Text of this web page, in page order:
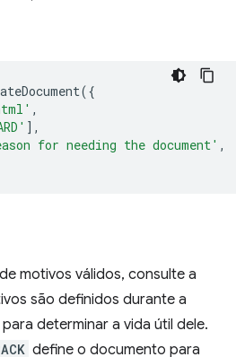
({
,
],
for needing the document' ,
motivos válidos, consulte a
são definidos durante a
determinar a vida útil dele.
define o documento para